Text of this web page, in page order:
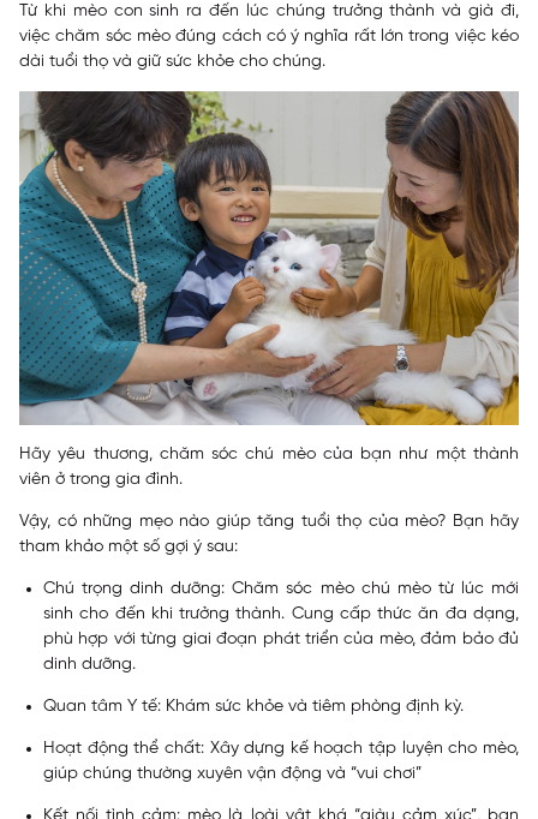
Từ khi mèo con sinh ra đến lúc chúng trưởng thành và già đi,
việc chăm sóc mèo đúng cách có ý nghĩa rất lớn trong việc kéo
dài tuổi thọ và giữ sức khỏe cho chúng.
Hãy yêu thương, chăm sóc chú mèo của bạn như một thành
viên ở trong gia đình.
Vậy, có những mẹo nào giúp tăng tuổi thọ của mèo? Bạn hãy
tham khảo một số gợi ý sau:
Chú trọng dinh dưỡng: Chăm sóc mèo chú mèo từ lúc mới
sinh cho đến khi trưởng thành. Cung cấp thức ăn đa dạng,
phù hợp với từng giai đoạn phát triển của mèo, đảm bảo đủ
dinh dưỡng.
Quan tâm Y tế: Khám sức khỏe và tiêm phòng định kỳ.
Hoạt động thể chất: Xây dựng kế hoạch tập luyện cho mèo,
giúp chúng thường xuyên vận động và “vui chơi”